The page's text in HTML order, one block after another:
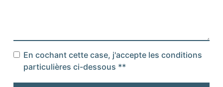
En cochant cette case, j'accepte les conditions
particulières ci-dessous **